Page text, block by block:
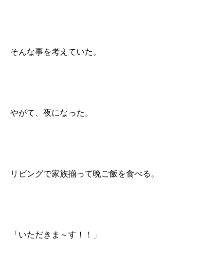
そんな事を考えていた。
やがて、夜になった。
リビングで家族揃って晩ご飯を食べる。
「いただきま～す！！」